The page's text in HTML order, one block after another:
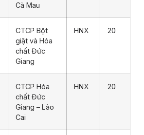
Cà Mau
CTCP Bột
giặt và Hóa
chất Đức
Giang
HNX 20
CTCP Hóa
chất Đức
Giang – Lào
Cai
HNX 20